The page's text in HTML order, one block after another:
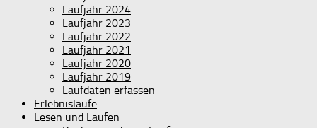
Laufjahr 2024
Laufjahr 2023
Laufjahr 2022
Laufjahr 2021
Laufjahr 2020
Laufjahr 2019
Laufdaten erfassen
Erlebnisläufe
Lesen und Laufen